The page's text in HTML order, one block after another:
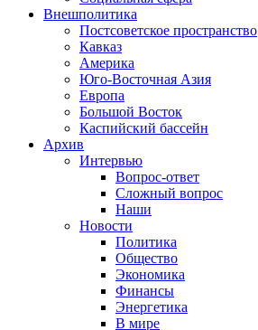
Внешполитика
Постсоветское пространство
Кавказ
Америка
Юго-Восточная Азия
Европа
Большой Восток
Каспийский бассейн
Архив
Интервью
Вопрос-ответ
Сложный вопрос
Наши
Новости
Политика
Общество
Экономика
Финансы
Энергетика
В мире